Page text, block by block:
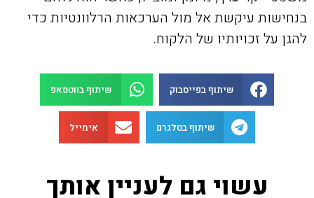
בנחישות עיקשת אל מול הערכאות הרלוונטיות כדי
להגן על זכויותיו של הלקוח.
שיתוף בפייסבוק שיתוף בווטסאפ
שיתוף בטלגרם אימייל
עשוי גם לעניין אותך